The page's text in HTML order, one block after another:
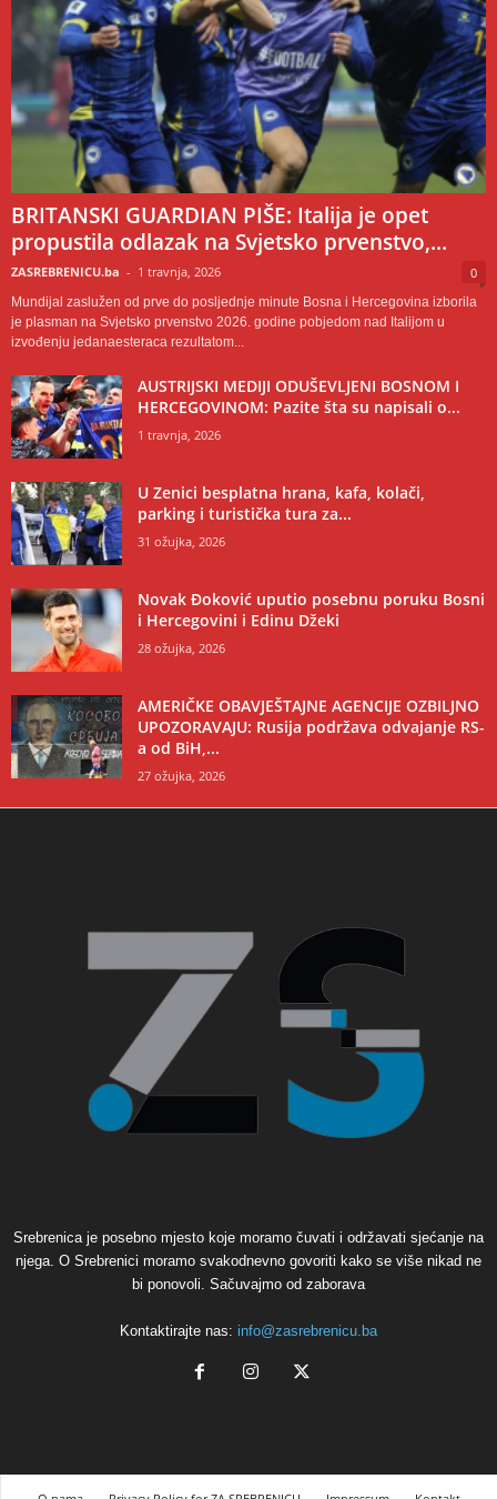
BRITANSKI GUARDIAN PIŠE: Italija je opet
propustila odlazak na Svjetsko prvenstvo,...
ZASREBRENICU.ba - 1 travnja, 2026 0
Mundijal zaslužen od prve do posljednje minute Bosna i Hercegovina izborila
je plasman na Svjetsko prvenstvo 2026. godine pobjedom nad Italijom u
izvođenju jedanaesteraca rezultatom...
AUSTRIJSKI MEDIJI ODUŠEVLJENI BOSNOM I
HERCEGOVINOM: Pazite šta su napisali o...
1 travnja, 2026
U Zenici besplatna hrana, kafa, kolači,
parking i turistička tura za...
31 ožujka, 2026
Novak Đoković uputio posebnu poruku Bosni
i Hercegovini i Edinu Džeki
28 ožujka, 2026
AMERIČKE OBAVJEŠTAJNE AGENCIJE OZBILJNO
UPOZORAVAJU: Rusija podržava odvajanje RS-
a od BiH,...
27 ožujka, 2026
Srebrenica je posebno mjesto koje moramo čuvati i održavati sjećanje na
njega. O Srebrenici moramo svakodnevno govoriti kako se više nikad ne
bi ponovoli. Sačuvajmo od zaborava
Kontaktirajte nas: info@zasrebrenicu.ba